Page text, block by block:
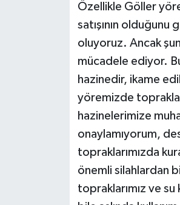
Özellikle Göller
satışının
oluyoruz. Ancak
mücadele ediyor.
hazinedir, ikame
yöremizde
hazinelerimize
onaylamıyorum,
topraklarımızda
önemli silahlardan
topraklarımız ve